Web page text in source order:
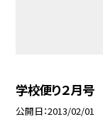
学校便り２月号
公開日 2013/02/01